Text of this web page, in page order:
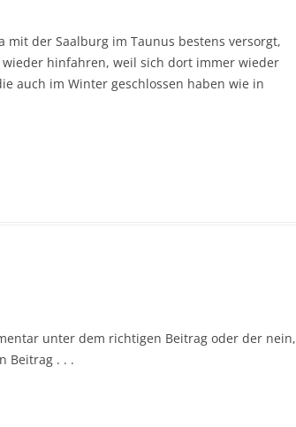
mit der Saalburg im Taunus bestens versorgt,
hinfahren, weil sich dort immer wieder
auch im Winter geschlossen haben wie in
unter dem richtigen Beitrag oder der nein,
Beitrag . . .